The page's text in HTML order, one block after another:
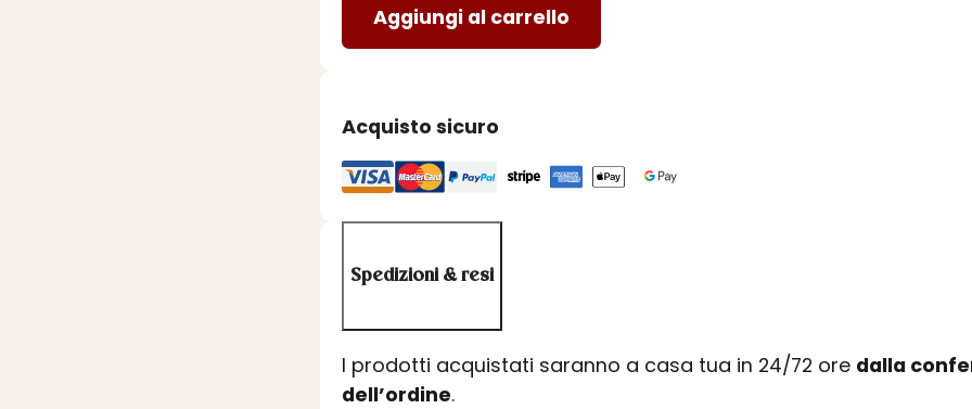
VANIGLIA
IN
Aggiungi al carrello
Acquisto sicuro
Spedizioni & resi
I prodotti acquistati saranno a casa tua in 24/72 ore dalla
dell’ordine.